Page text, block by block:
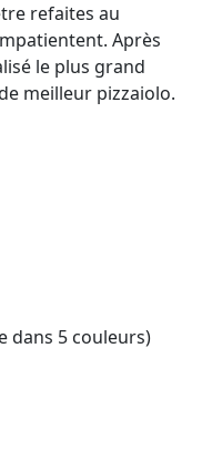
refaites au
Après
le plus grand
meilleur pizzaiolo.
dans 5 couleurs)